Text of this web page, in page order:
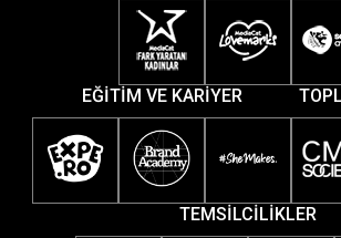
EĞİTİM VE KARİYER
TEMSİLCİLİKLER